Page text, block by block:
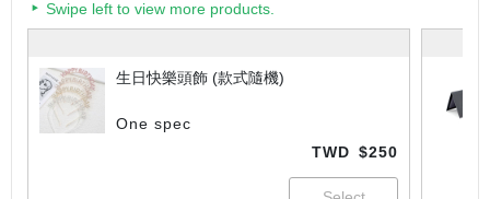
Swipe left to view more products.
生日快樂頭飾 (款式隨機)
One spec
TWD $250